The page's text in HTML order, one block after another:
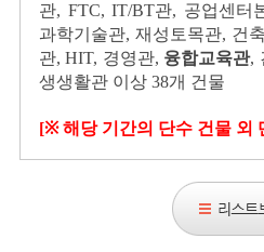
관, FTC, IT/BT관, 공업센터
과학기술관, 재성토목관, 건
관, HIT, 경영관, 융합교육관,
생생활관 이상 38개 건물
[※해당 기간의 단수 건물 외
스
트